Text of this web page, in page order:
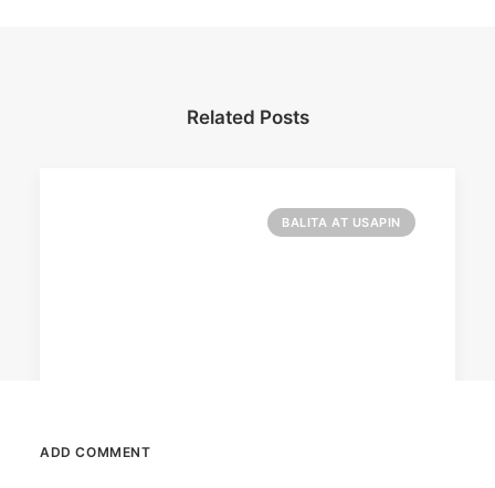
Related Posts
BALITA AT USAPIN
ADD COMMENT